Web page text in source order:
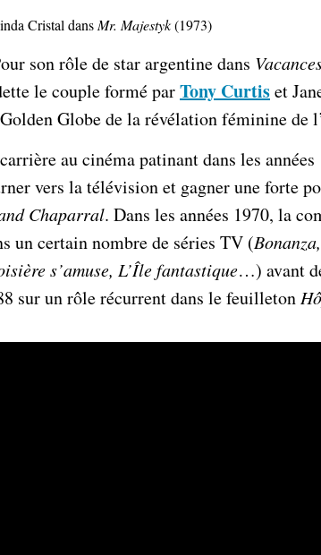
Cristal dans Mr. Majestyk(1973)
son rôle de star argentine dans
le couple formé parTony Curtiset
Globe de la révélation féminine de
au cinéma patinant dans les
vers la télévision et gagner une forte
Chaparral. Dans les années 1970, la
un certain nombre de séries TV (
s’amuse, L’Île fantastique…) avant
sur un rôle récurrent dans le feuilleton